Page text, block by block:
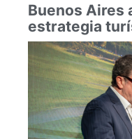
Buenos Aires
estrategia